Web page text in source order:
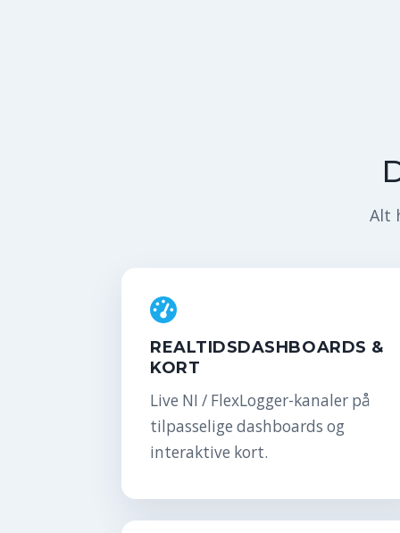
Alt
REALTIDSDASHBOARDS &
KORT
Live NI / FlexLogger-kanaler på
tilpasselige dashboards og
interaktive kort.